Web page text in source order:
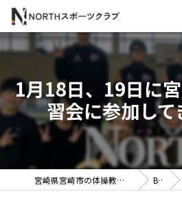
1月18日、19日に
習会に参加し
宮崎県宮崎市の体操教室ならNORTHスポーツクラブ BLOG